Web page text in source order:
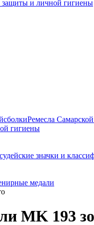
защиты и личной гигиены
Ремесла
гигиены
значки и
медали
MK 193